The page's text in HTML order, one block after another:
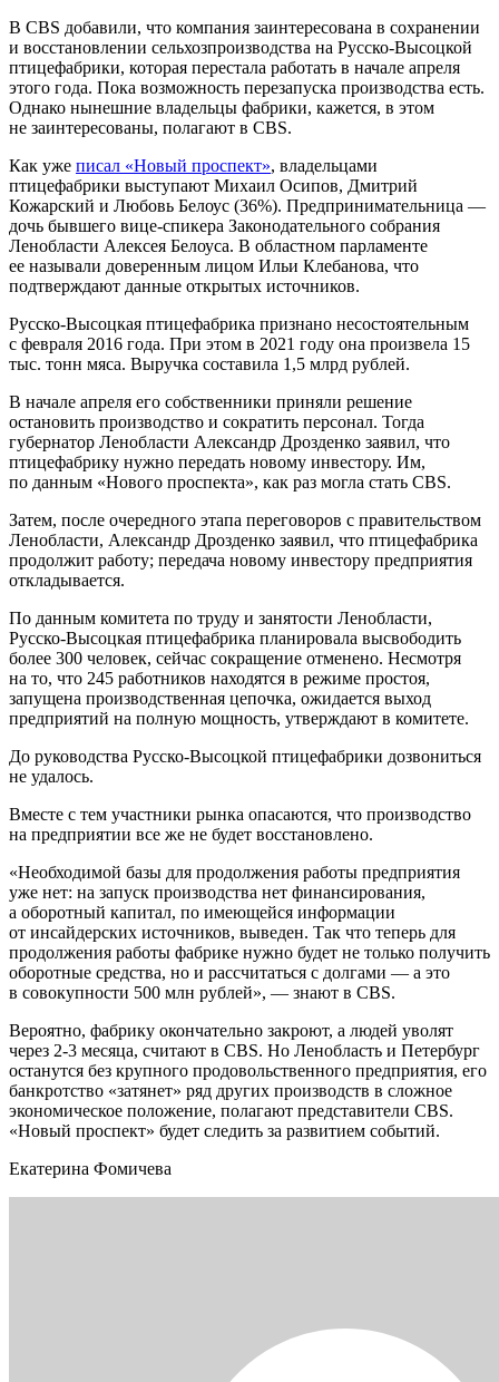
В CBS добавили, что компания заинтересована в сохранении
и восстановлении сельхозпроизводства на Русско-Высоцкой
птицефабрики, которая перестала работать в начале апреля
этого года. Пока возможность перезапуска производства есть.
Однако нынешние владельцы фабрики, кажется, в этом
не заинтересованы, полагают в CBS.
Как уже писал «Новый проспект», владельцами
птицефабрики выступают Михаил Осипов, Дмитрий
Кожарский и Любовь Белоус (36%). Предпринимательница —
дочь бывшего вице-спикера Законодательного собрания
Ленобласти Алексея Белоуса. В областном парламенте
ее называли доверенным лицом Ильи Клебанова, что
подтверждают данные открытых источников.
Русско-Высоцкая птицефабрика признано несостоятельным
с февраля 2016 года. При этом в 2021 году она произвела 15
тыс. тонн мяса. Выручка составила 1,5 млрд рублей.
В начале апреля его собственники приняли решение
остановить производство и сократить персонал. Тогда
губернатор Ленобласти Александр Дрозденко заявил, что
птицефабрику нужно передать новому инвестору. Им,
по данным «Нового проспекта», как раз могла стать CBS.
Затем, после очередного этапа переговоров с правительством
Ленобласти, Александр Дрозденко заявил, что птицефабрика
продолжит работу; передача новому инвестору предприятия
откладывается.
По данным комитета по труду и занятости Ленобласти,
Русско-Высоцкая птицефабрика планировала высвободить
более 300 человек, сейчас сокращение отменено. Несмотря
на то, что 245 работников находятся в режиме простоя,
запущена производственная цепочка, ожидается выход
предприятий на полную мощность, утверждают в комитете.
До руководства Русско-Высоцкой птицефабрики дозвониться
не удалось.
Вместе с тем участники рынка опасаются, что производство
на предприятии все же не будет восстановлено.
«Необходимой базы для продолжения работы предприятия
уже нет: на запуск производства нет финансирования,
а оборотный капитал, по имеющейся информации
от инсайдерских источников, выведен. Так что теперь для
продолжения работы фабрике нужно будет не только получить
оборотные средства, но и рассчитаться с долгами — а это
в совокупности 500 млн рублей», — знают в CBS.
Вероятно, фабрику окончательно закроют, а людей уволят
через 2-3 месяца, считают в CBS. Но Ленобласть и Петербург
останутся без крупного продовольственного предприятия, его
банкротство «затянет» ряд других производств в сложное
экономическое положение, полагают представители CBS.
«Новый проспект» будет следить за развитием событий.
Екатерина Фомичева